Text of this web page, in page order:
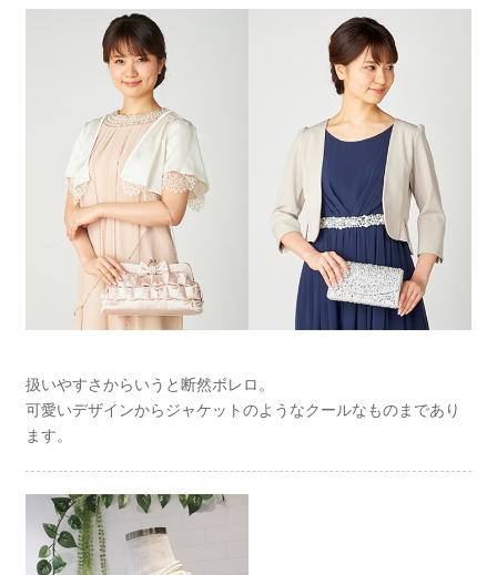
扱いやすさからいうと断然ボレロ。
可愛いデザインからジャケットのようなクールなものまであり
ます。